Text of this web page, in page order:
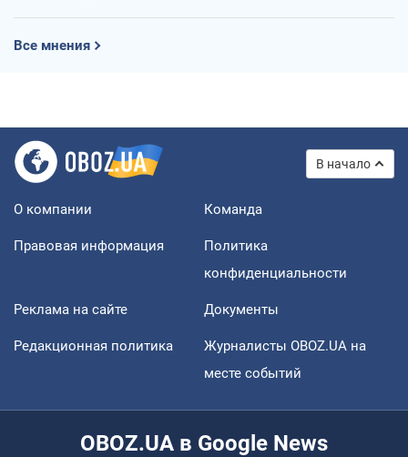
Все мнения
В начало
О компании Команда
Правовая информация
Политика
конфиденциальности
Реклама на сайте Документы
Редакционная политика
Журналисты OBOZ.UA на
месте событий
OBOZ.UA в Google News